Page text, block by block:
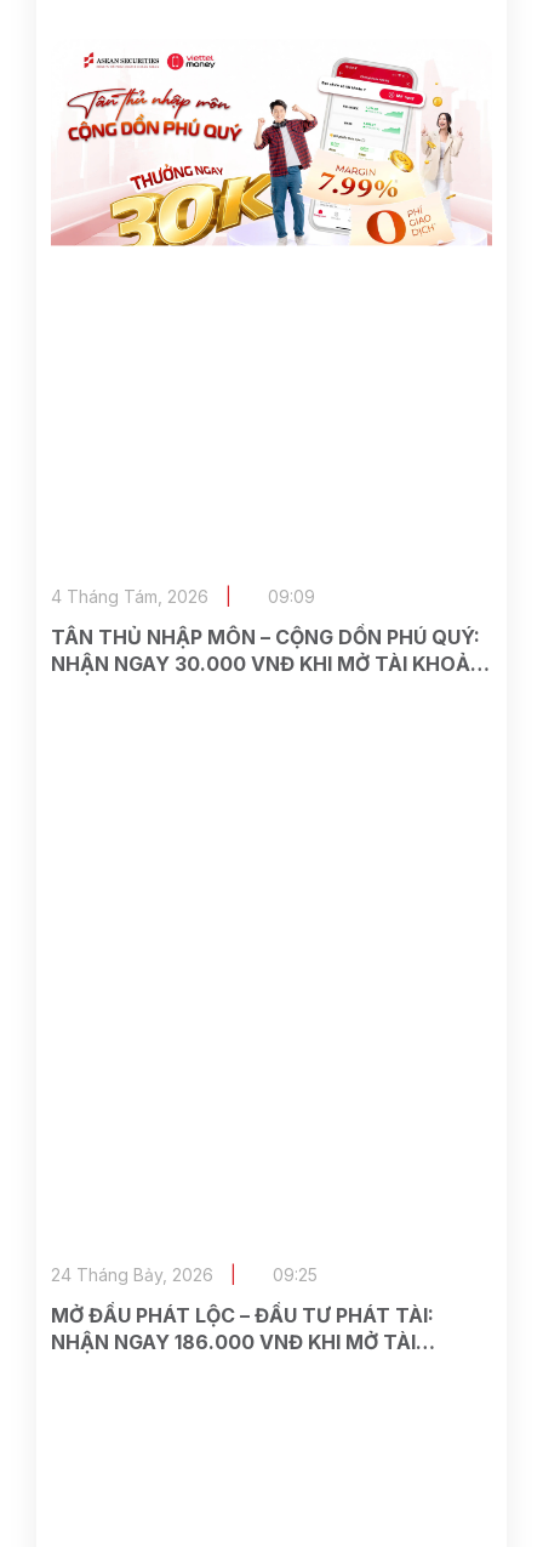
TÂN THỦ NHẬP MÔN – CỘNG DỒN PHÚ QUÝ:
NHẬN NGAY 30.000 VNĐ KHI MỞ TÀI KHOẢN
4 Tháng Tám, 2026 09:09
MỞ ĐẦU PHÁT LỘC – ĐẦU TƯ PHÁT TÀI:
NHẬN NGAY 186.000 VNĐ KHI MỞ TÀI
24 Tháng Bảy, 2026 09:25